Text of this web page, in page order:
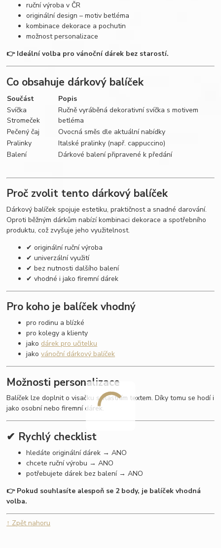
ruční výroba v ČR
originální design – motiv betléma
kombinace dekorace a pochutin
možnost personalizace
👉 Ideální volba pro vánoční dárek bez starostí.
Co obsahuje dárkový balíček
Součást
Popis
Svíčka
Stromeček
Ručně vyráběná dekorativní svíčka s motivem
betléma
Pečený čaj
Ovocná směs dle aktuální nabídky
Pralinky
Italské pralinky (např. cappuccino)
Balení
Dárkové balení připravené k předání
Proč zvolit tento dárkový balíček
Dárkový balíček spojuje estetiku, praktičnost a snadné darování.
Oproti běžným dárkům nabízí kombinaci dekorace a spotřebního
produktu, což zvyšuje jeho využitelnost.
✔ originální ruční výroba
✔ univerzální využití
✔ bez nutnosti dalšího balení
✔ vhodné i jako firemní dárek
Pro koho je balíček vhodný
pro rodinu a blízké
pro kolegy a klienty
jako dárek pro učitelku
jakovánoční dárkový balíček
Možnosti personalizace
Balíček lze doplnit o visačku s vlastním textem. Díky tomu se hodí i
jako osobní nebo firemní dárek.
✔ Rychlý checklist
hledáte originální dárek → ANO
chcete ruční výrobu → ANO
potřebujete dárek bez balení → ANO
👉 Pokud souhlasíte alespoň se 2 body, je balíček vhodná
volba.
↑ Zpět nahoru